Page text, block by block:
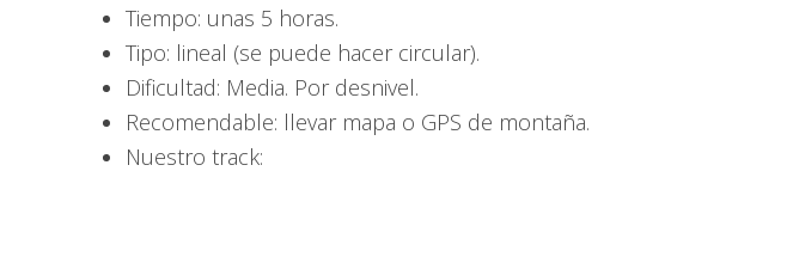
Tiempo: unas 5 horas.
Tipo: lineal (se puede hacer circular).
Dificultad: Media. Por desnivel.
Recomendable: llevar mapa o GPS de montaña.
Nuestro track: